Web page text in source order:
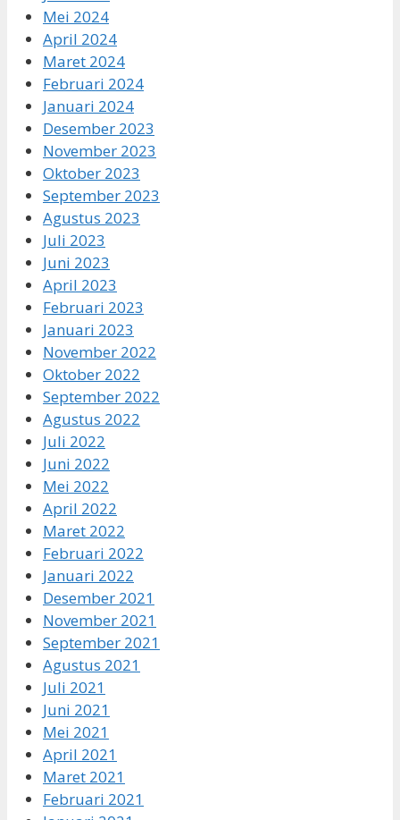
Mei 2024
April 2024
Maret 2024
Februari 2024
Januari 2024
Desember 2023
November 2023
Oktober 2023
September 2023
Agustus 2023
Juli 2023
Juni 2023
April 2023
Februari 2023
Januari 2023
November 2022
Oktober 2022
September 2022
Agustus 2022
Juli 2022
Juni 2022
Mei 2022
April 2022
Maret 2022
Februari 2022
Januari 2022
Desember 2021
November 2021
September 2021
Agustus 2021
Juli 2021
Juni 2021
Mei 2021
April 2021
Maret 2021
Februari 2021